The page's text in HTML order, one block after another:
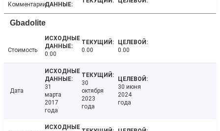
Комментарии
Gbadolite
Стоимость
0.00
0.00 0.00
Дата
31
марта
2017
года
30
октября
2023
года
30 июня
2024
года